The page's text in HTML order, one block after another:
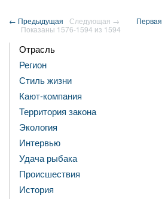
← Предыдущая Следующая → Первая
Показаны 1576-1594 из 1594
Отрасль
Регион
Стиль жизни
Кают-компания
Территория закона
Экология
Интервью
Удача рыбака
Происшествия
История